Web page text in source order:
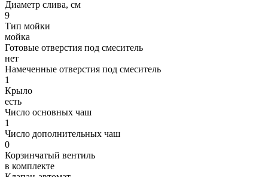
Диаметр слива, см
9
Тип мойки
мойка
Готовые отверстия под смеситель
нет
Намеченные отверстия под смеситель
1
Крыло
есть
Число основных чаш
1
Число дополнительных чаш
0
Корзинчатый вентиль
в комплекте